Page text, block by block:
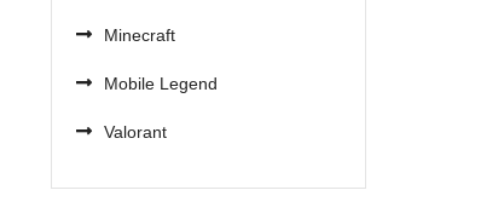
Minecraft
Mobile Legend
Valorant